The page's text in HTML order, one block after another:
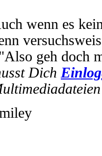
wenn es
geh doch
Dich